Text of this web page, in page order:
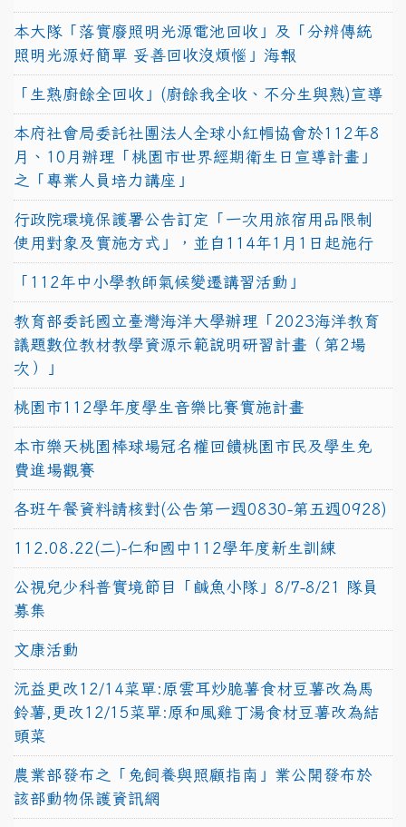
本大隊「落實廢照明光源電池回收」及「分辨傳統
照明光源好簡單 妥善回收沒煩惱」海報
「生熟廚餘全回收」(廚餘我全收、不分生與熟)宣導
本府社會局委託社團法人全球小紅帽協會於112年8
月、10月辦理「桃園市世界經期衛生日宣導計畫」
之「專業人員培力講座」
行政院環境保護署公告訂定「一次用旅宿用品限制
使用對象及實施方式」，並自114年1月1日起施行
「112年中小學教師氣候變遷講習活動」
教育部委託國立臺灣海洋大學辦理「2023海洋教育
議題數位教材教學資源示範說明研習計畫（第2場
次）」
桃園市112學年度學生音樂比賽實施計畫
本市樂天桃園棒球場冠名權回饋桃園市民及學生免
費進場觀賽
各班午餐資料請核對(公告第一週0830-第五週0928)
112.08.22(二)-仁和國中112學年度新生訓練
公視兒少科普實境節目「鹹魚小隊」8/7-8/21 隊員
募集
文康活動
沅益更改12/14菜單:原雲耳炒脆薯食材豆薯改為馬
鈴薯,更改12/15菜單:原和風雞丁湯食材豆薯改為結
頭菜
農業部發布之「兔飼養與照顧指南」業公開發布於
該部動物保護資訊網